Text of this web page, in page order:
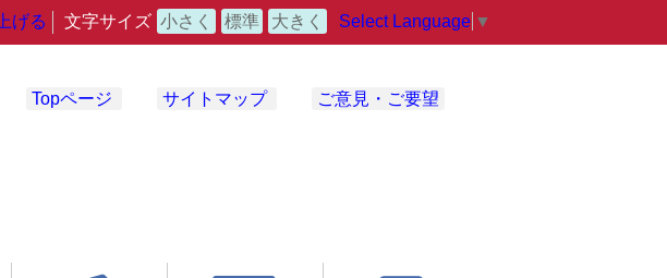
げる 文字サイズ 小さく 標準 大きく Select Language ▼
Topページ サイトマップ ご意見・ご要望